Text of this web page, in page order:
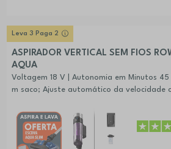
Leva 3 Paga 2
ASPIRADOR VERTICAL SEM FIOS
AQUA
Voltagem 18 V | Autonomia em Minutos
m saco; Ajuste automático da velocidade
gente